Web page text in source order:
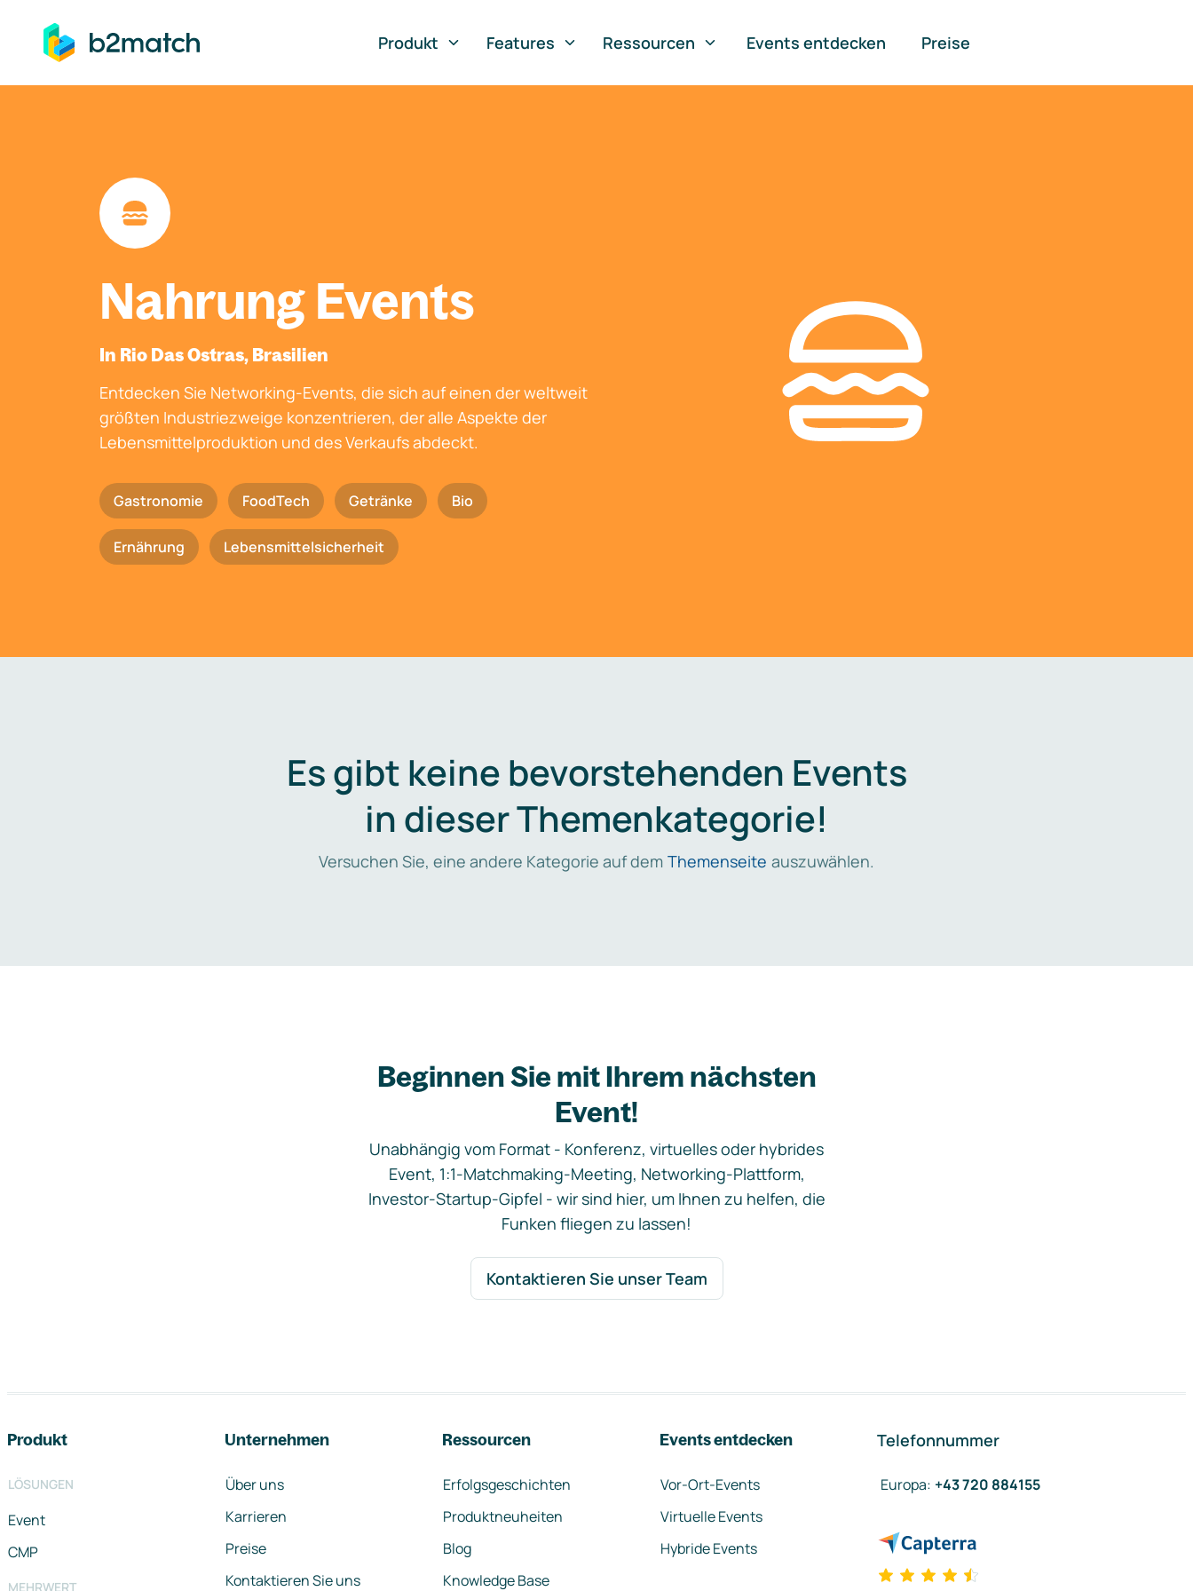
springen
Produkt
Features Ressourcen Events entdecken Preise
Nahrung Events
In Rio Das Ostras, Brasilien
Entdecken Sie Networking-Events, die sich auf einen der weltweit
größten Industriezweige konzentrieren, der alle Aspekte der
Lebensmittelproduktion und des Verkaufs abdeckt.
Gastronomie FoodTech Getränke Bio
Ernährung Lebensmittelsicherheit
Es gibt keine bevorstehenden Events
in dieser Themenkategorie!
Versuchen Sie, eine andere Kategorie auf dem Themenseite auszuwählen.
Beginnen Sie mit Ihrem nächsten
Event!
Unabhängig vom Format - Konferenz, virtuelles oder hybrides
Event, 1:1-Matchmaking-Meeting, Networking-Plattform,
Investor-Startup-Gipfel - wir sind hier, um Ihnen zu helfen, die
Funken fliegen zu lassen!
Kontaktieren Sie unser Team
Produkt
LÖSUNGEN
Event
CMP
MEHRWERT
Unternehmen
Über uns
Karrieren
Preise
Kontaktieren Sie uns
Ressourcen
Erfolgsgeschichten
Produktneuheiten
Blog
Knowledge Base
Events entdecken
Vor-Ort-Events
Virtuelle Events
Hybride Events
Telefonnummer
Europa: +43 720 884155